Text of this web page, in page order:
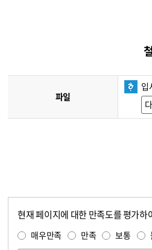
파일
입
현재 페이지에 대한 만족도를 평가하
매우만족 만족 보통